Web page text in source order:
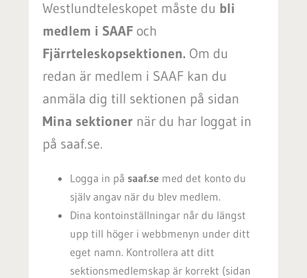
Westlundteleskopet måste du bli
medlem i SAAF och
Fjärrteleskopsektionen. Om du
redan är medlem i SAAF kan du
anmäla dig till sektionen på sidan
Mina sektioner när du har loggat in
på saaf.se.
Logga in på saaf.se med det konto du
själv angav när du blev medlem.
Dina kontoinställningar når du längst
upp till höger i webbmenyn under ditt
eget namn. Kontrollera att ditt
sektionsmedlemskap är korrekt (sidan